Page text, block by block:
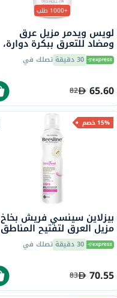
+1000 طلب
لويس ويدمر مزيل عرق
ومضاد للتعرق ببكرة دوارة،
بدون رائحة، 50 مل
30 دقيقة تصلك في
65.60
82
15% خصم
بيزلاين سينسي فريش بخاخ
مزيل العرق لتفتيح المناطق
الحساسة 150 مل
30 دقيقة تصلك في
70.55
83